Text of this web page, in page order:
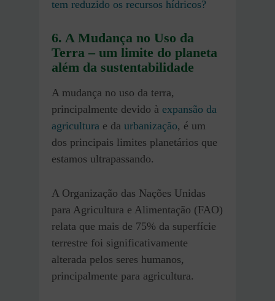
tem reduzido os recursos hídricos?
6. A Mudança no Uso da
Terra – um limite do planeta
além da sustentabilidade
A mudança no uso da terra,
principalmente devido à expansão da
agricultura e da urbanização, é um
dos principais limites planetários que
estamos ultrapassando.
A Organização das Nações Unidas
para Agricultura e Alimentação (FAO)
relata que mais de 75% da superfície
terrestre foi significativamente
alterada pelos seres humanos,
principalmente para agricultura.